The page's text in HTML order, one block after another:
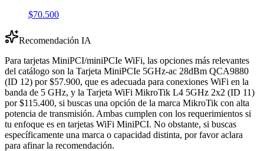
$70.500
Recomendación IA
Para tarjetas MiniPCI/miniPCIe WiFi, las opciones más relevantes
del catálogo son la Tarjeta MiniPCIe 5GHz-ac 28dBm QCA9880
(ID 12) por $57.900, que es adecuada para conexiones WiFi en la
banda de 5 GHz, y la Tarjeta WiFi MikroTik L4 5GHz 2x2 (ID 11)
por $115.400, si buscas una opción de la marca MikroTik con alta
potencia de transmisión. Ambas cumplen con los requerimientos si
tu enfoque es en tarjetas WiFi MiniPCI. No obstante, si buscas
específicamente una marca o capacidad distinta, por favor aclara
para afinar la recomendación.